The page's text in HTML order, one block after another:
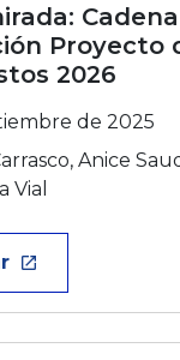
Proyecto
2026
de 2025
Anice
Vial
launch